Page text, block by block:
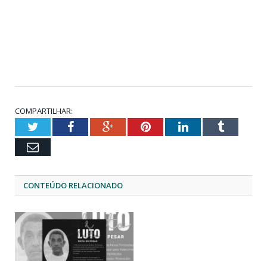
COMPARTILHAR:
TwitterFacebookGoogle+PinterestLinkedInTumblr
Email
CONTEÚDO RELACIONADO